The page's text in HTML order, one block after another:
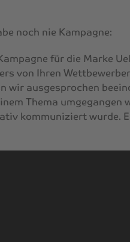
noch nie Kampagne:
für die Marke
von Ihren
wir ausgesprochen
Thema umgegangen
kommuniziert wurde.